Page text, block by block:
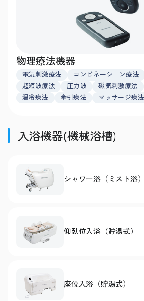
物理療法機器
電気刺激療法 コンビネーション療法
超短波療法
圧力波 磁気刺激療法
温冷療法
牽引療法 マッサージ療法
入浴機器(機械浴槽)
シャワー浴（ミスト浴）
仰臥位入浴（貯湯式）
座位入浴（貯湯式）